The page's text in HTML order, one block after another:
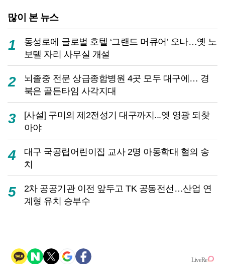
많이 본 뉴스
1
동성로에 글로벌 호텔 ‘그랜드 머큐어’ 오나…옛 노
보텔 자리 사무실 개설
2
뇌졸중 전문 상급종합병원 4곳 모두 대구에… 경
북은 골든타임 사각지대
3
[사설] 구미의 제2전성기 대구까지...옛 영광 되찾
아야
4
대구 국공립어린이집 교사 2명 아동학대 혐의 송
치
5
2차 공공기관 이전 앞두고 TK 공동전선…산업 연
계형 유치 승부수